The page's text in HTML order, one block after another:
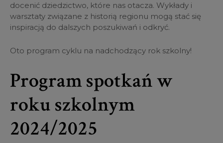
docenić dziedzictwo, które nas otacza. Wykłady i
warsztaty związane z historią regionu mogą stać się
inspiracją do dalszych poszukiwań i odkryć.
Oto program cyklu na nadchodzący rok szkolny!
Program spotkań w
roku szkolnym
2024/2025